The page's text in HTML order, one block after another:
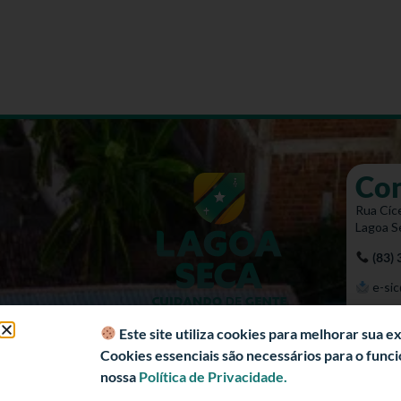
Rua
Lagoa
(83)
e-
Este site utiliza cookies para melhorar sua
Cookies essenciais são necessários para o
nossa Política de Privacidade.